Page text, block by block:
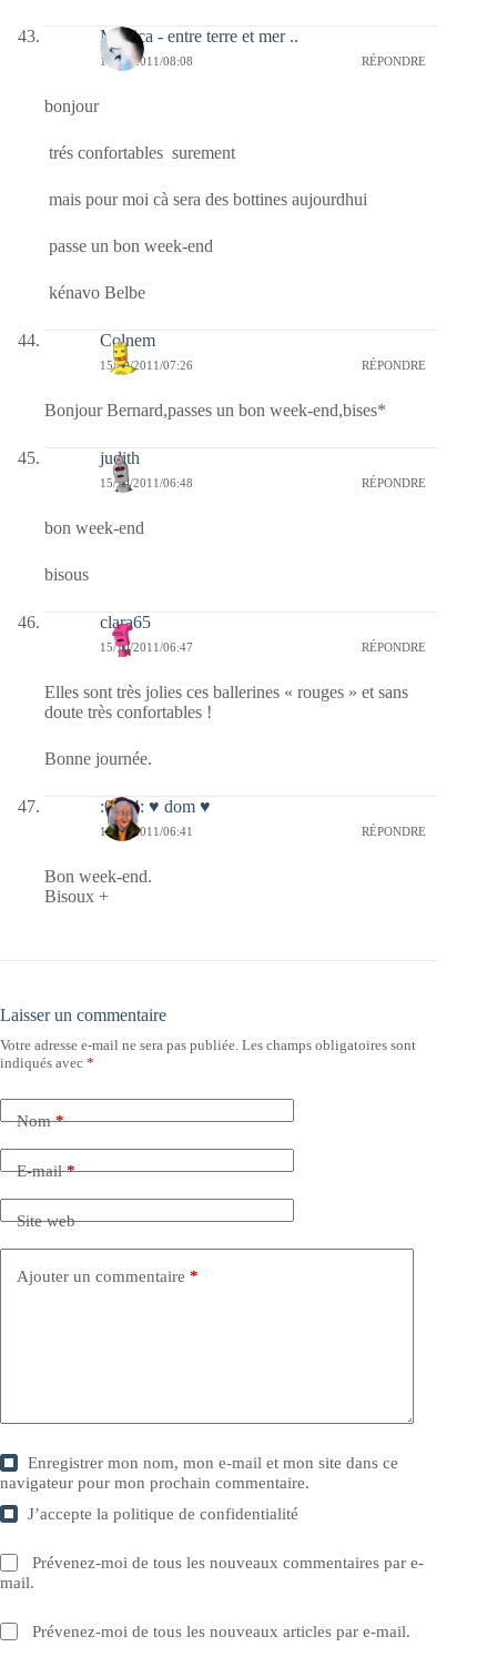
Monica - entre terre et mer ..
15/10/2011/08:08 RÉPONDRE
bonjour
trés confortables surement
mais pour moi cà sera des bottines aujourdhui
passe un bon week-end
kénavo Belbe
Colnem
15/10/2011/07:26 RÉPONDRE
Bonjour Bernard,passes un bon week-end,bises*
judith
15/10/2011/06:48 RÉPONDRE
bon week-end
bisous
clara65
15/10/2011/06:47 RÉPONDRE
Elles sont très jolies ces ballerines « rouges » et sans
doute très confortables !
Bonne journée.
:0014: ♥ dom ♥
15/10/2011/06:41 RÉPONDRE
Bon week-end.
Bisoux +
Laisser un commentaire
Votre adresse e-mail ne sera pas publiée. Les champs obligatoires sont
indiqués avec *
Nom*
E-mail*
Site web
Ajouter un commentaire *
Enregistrer mon nom, mon e-mail et mon site dans ce
navigateur pour mon prochain commentaire.
J’accepte lapolitique de confidentialité
Prévenez-moi de tous les nouveaux commentaires par e-
mail.
Prévenez-moi de tous les nouveaux articles par e-mail.